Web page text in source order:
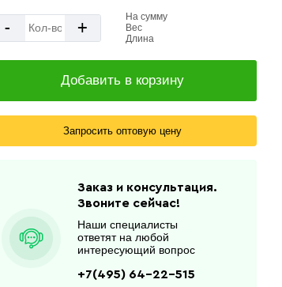
- +
На сумму
Вес
Длина
Добавить в корзину
Запросить оптовую цену
Заказ и консультация.
Звоните сейчас!
Наши специалисты
ответят на любой
интересующий вопрос
+7(495) 64-22-515